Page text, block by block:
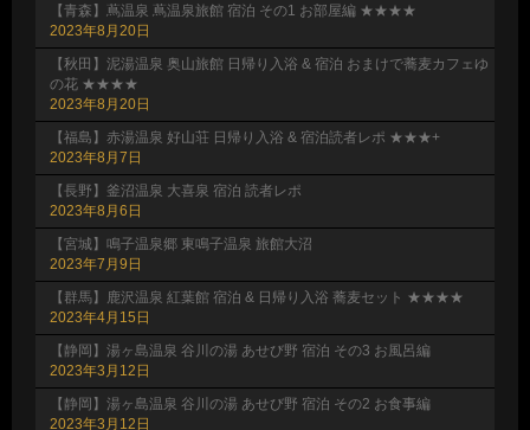
【青森】蔦温泉 蔦温泉旅館 宿泊 その1 お部屋編 ★★★★
2023年8月20日
【秋田】泥湯温泉 奥山旅館 日帰り入浴 & 宿泊 おまけで蕎麦カフェゆ
の花 ★★★★
2023年8月20日
【福島】赤湯温泉 好山荘 日帰り入浴 & 宿泊読者レポ ★★★+
2023年8月7日
【長野】釜沼温泉 大喜泉 宿泊 読者レポ
2023年8月6日
【宮城】鳴子温泉郷 東鳴子温泉 旅館大沼
2023年7月9日
【群馬】鹿沢温泉 紅葉館 宿泊 & 日帰り入浴 蕎麦セット ★★★★
2023年4月15日
【静岡】湯ヶ島温泉 谷川の湯 あせび野 宿泊 その3 お風呂編
2023年3月12日
【静岡】湯ヶ島温泉 谷川の湯 あせび野 宿泊 その2 お食事編
2023年3月12日